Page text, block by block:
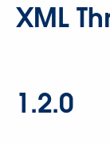
XML
1.2.0